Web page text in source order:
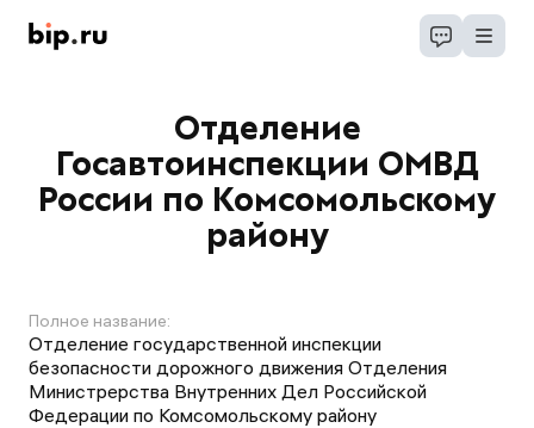
Отделение
Госавтоинспекции ОМВД
России по Комсомольскому
району
Полное название:
Отделение государственной инспекции
безопасности дорожного движения Отделения
Министрерства Внутренних Дел Российской
Федерации по Комсомольскому району